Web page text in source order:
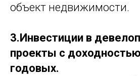
объект недвижимости.
3.Инвестиции в
проекты с
годовых.